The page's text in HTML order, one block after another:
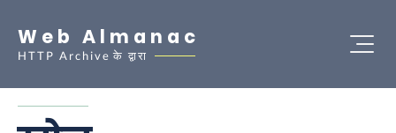
Web Almanac
HTTP Archive के द्वारा